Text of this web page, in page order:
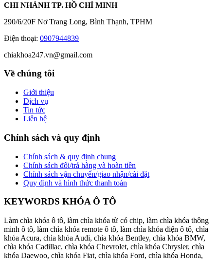
CHI NHÁNH TP. HỒ CHÍ MINH
290/6/20F Nơ Trang Long, Bình Thạnh, TPHM
Điện thoại: 0907944839
chiakhoa247.vn@gmail.com
Về chúng tôi
Giới thiệu
Dịch vụ
Tin tức
Liên hệ
Chính sách và quy định
Chính sách & quy định chung
Chính sách đổi/trả hàng và hoàn tiền
Chính sách vận chuyển/giao nhận/cài đặt
Quy định và hình thức thanh toán
KEYWORDS KHÓA Ô TÔ
Làm chìa khóa ô tô, làm chìa khóa từ có chip, làm chìa khóa thông
minh ô tô, làm chìa khóa remote ô tô, làm chìa khóa điện ô tô, chìa
khóa Acura, chìa khóa Audi, chìa khóa Bentley, chìa khóa BMW,
chìa khóa Cadillac, chìa khóa Chevrolet, chìa khóa Chrysler, chìa
khóa Daewoo, chìa khóa Fiat, chìa khóa Ford, chìa khóa Honda,